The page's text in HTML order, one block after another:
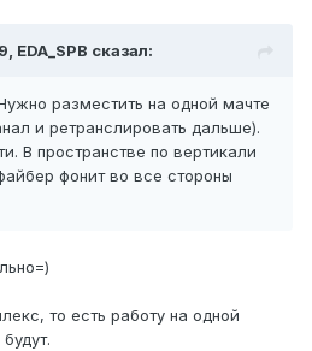
EDA_SPB сказал:
разместить на одной мачте
и ретранслировать дальше).
В пространстве по вертикали
фонит во все стороны
то есть работу на одной